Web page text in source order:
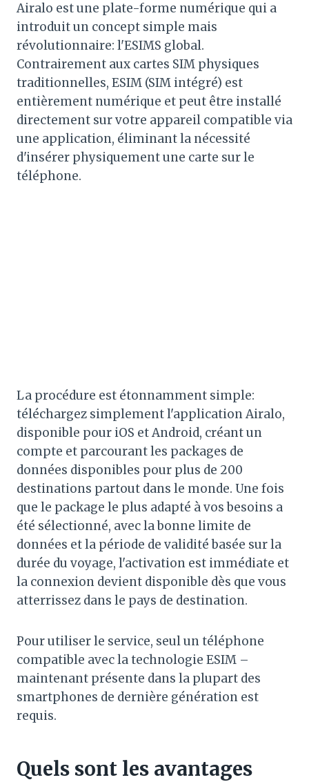
Airalo est une plate-forme numérique qui a
introduit un concept simple mais
révolutionnaire: l'ESIMS global.
Contrairement aux cartes SIM physiques
traditionnelles, ESIM (SIM intégré) est
entièrement numérique et peut être installé
directement sur votre appareil compatible via
une application, éliminant la nécessité
d'insérer physiquement une carte sur le
téléphone.
La procédure est étonnamment simple:
téléchargez simplement l'application Airalo,
disponible pour iOS et Android, créant un
compte et parcourant les packages de
données disponibles pour plus de 200
destinations partout dans le monde. Une fois
que le package le plus adapté à vos besoins a
été sélectionné, avec la bonne limite de
données et la période de validité basée sur la
durée du voyage, l'activation est immédiate et
la connexion devient disponible dès que vous
atterrissez dans le pays de destination.
Pour utiliser le service, seul un téléphone
compatible avec la technologie ESIM –
maintenant présente dans la plupart des
smartphones de dernière génération est
requis.
Quels sont les avantages